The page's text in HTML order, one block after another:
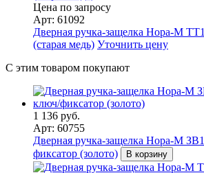
Цена по запросу
Арт: 61092
Дверная ручка-защелка Нора-М
(старая медь) Уточнить цену
С этим товаром покупают
1 136 руб.
Арт: 60755
Дверная ручка-защелка Нора-М
фиксатор (золото)
В корзину